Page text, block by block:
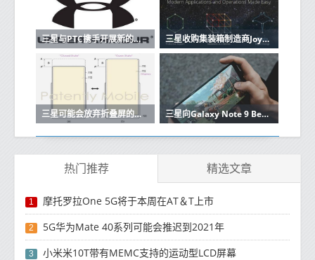
三星与PTC携手开展新的物联网计划 三星收购集装箱制造商Joyent将建立自己的云
三星可能会放弃折叠屏的移动体验 三星向Galaxy Note 9 Beta测试仪推出稳定的Android 10更新
热门推荐 精选文章
1 摩托罗拉One 5G将于本周在AT＆T上市
2 5G华为Mate 40系列可能会推迟到2021年
3 小米米10T带有MEMC支持的运动型LCD屏幕